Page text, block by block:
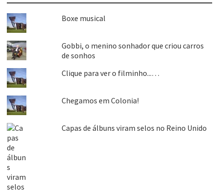
Boxe musical
Gobbi, o menino sonhador que criou carros
de sonhos
Clique para ver o filminho...…
Chegamos em Colonia!
Capas de álbuns viram selos no Reino Unido